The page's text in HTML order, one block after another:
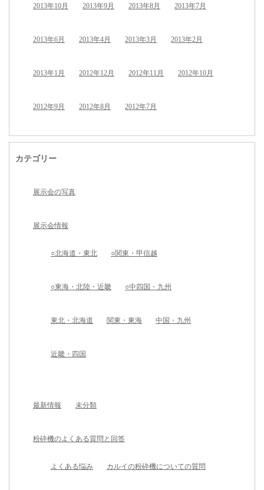
2013年10月 2013年9月 2013年8月 2013年7月
2013年6月 2013年4月 2013年3月 2013年2月
2013年1月 2012年12月 2012年11月 2012年10月
2012年9月 2012年8月 2012年7月
カテゴリー
展示会の写真
展示会情報
○北海道・東北 ○関東・甲信越
○東海・北陸・近畿 ○中四国・九州
東北・北海道 関東・東海 中国・九州
近畿・四国
最新情報 未分類
粉砕機のよくある質問と回答
よくある悩み カルイの粉砕機についての質問